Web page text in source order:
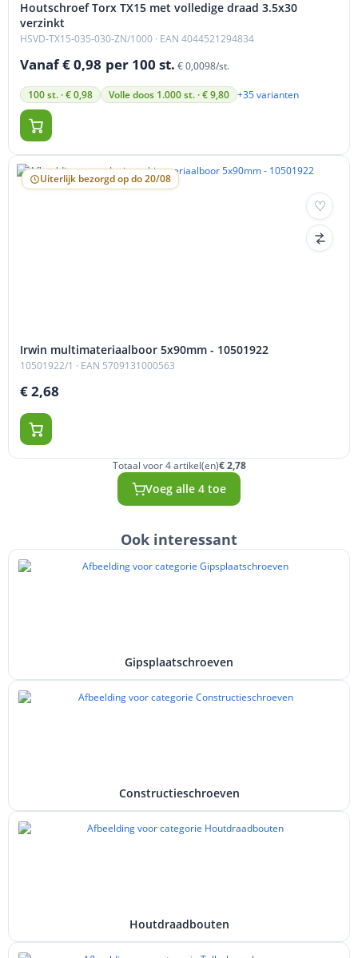
Houtschroef Torx TX15 met volledige draad 3.5x30
verzinkt
HSVD-TX15-035-030-ZN/1000 · EAN 4044521294834
Vanaf € 0,98 per 100 st. € 0,0098/st.
100 st. · € 0,98 Volle doos 1.000 st. · € 9,80 +35 varianten
Uiterlijk bezorgd op do 20/08
Irwin multimateriaalboor 5x90mm - 10501922
10501922/1 · EAN 5709131000563
€ 2,68
Totaal voor 4 artikel(en)€ 2,78
Voeg alle 4 toe
Ook interessant
Gipsplaatschroeven
Constructieschroeven
Houtdraadbouten